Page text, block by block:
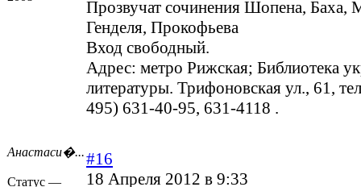
Прозвучат сочинения Шопена, Баха,
Генделя, Прокофьева
Вход свободный.
Адрес: метро Рижская; Библиотека
литературы. Трифоновская ул., 61,
495) 631-40-95, 631-4118 .
Анастаси�...
Статус —
#16
18 Апреля 2012 в 9:33